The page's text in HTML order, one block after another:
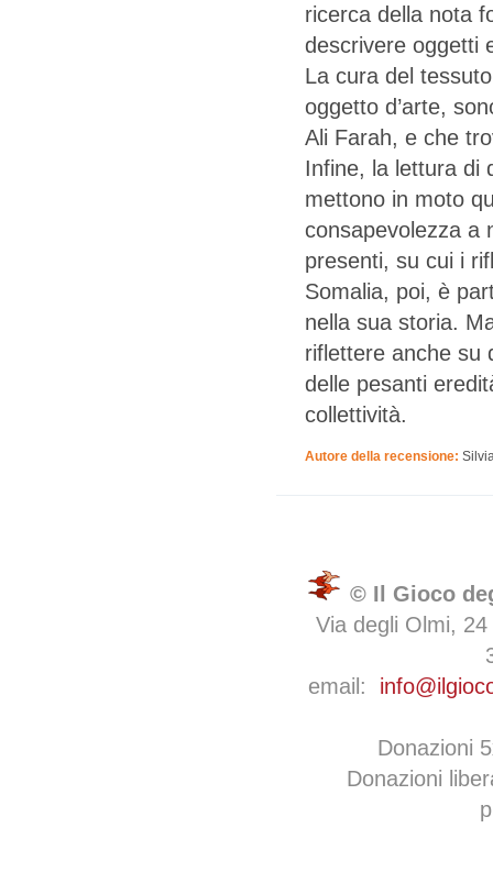
ricerca della nota
descrivere oggetti
La cura del
oggetto d’arte,
Ali Farah, e che
Infine, la lettura di
mettono in moto
consapevolezza a
presenti, su cui i
Somalia, poi, è
nella sua storia.
riflettere anche su
delle pesanti
collettività.
Autore della recensione:
© Il Gioco
Via degli Olmi,
email:
Donazioni
Donazioni